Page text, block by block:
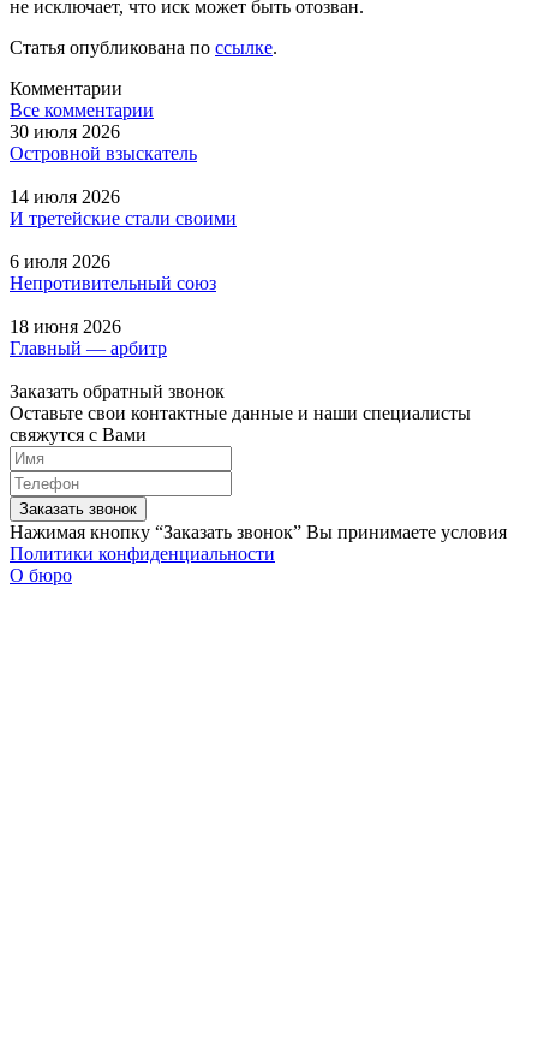
не исключает, что иск может быть отозван.
Статья опубликована по ссылке.
Комментарии
Все комментарии
30 июля 2026
Островной взыскатель
14 июля 2026
И третейские стали своими
6 июля 2026
Непротивительный союз
18 июня 2026
Главный — арбитр
Заказать обратный звонок
Оставьте свои контактные данные и наши специалисты
свяжутся с Вами
Заказать звонок
Нажимая кнопку “Заказать звонок” Вы принимаете условия
Политики конфиденциальности
О бюро